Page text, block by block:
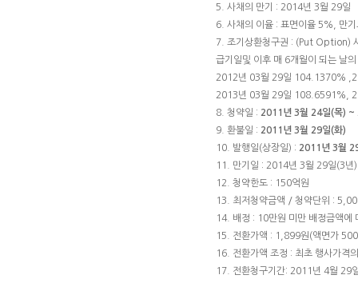
5. 사채의 만기 : 2014년 3월 29일
6. 사채의 이율 : 표면이율 5%, 만
7. 조기상환청구권 : (Put Option)
급기일및 이후 매 6개월이 되는 날
2012년 03월 29일 104.1370%
2013년 03월 29일 108.6591%,
8. 청약일 : 2011년 3월 24일(목) ~
9. 환불일 : 2011년 3월 29일(화)
10. 발행일(상장일) : 2011년 3월
11. 만기일 : 2014년 3월 29일(3년)
12. 청약한도 : 150억원
13. 최저청약금액 / 청약단위 :
14. 배정 : 10만원 미만 배정금액에
15. 전환가액 : 1,899원(액면가
16. 전환가액 조정 : 최초 행사가격
17. 전환청구기간: 2011년 4월 29